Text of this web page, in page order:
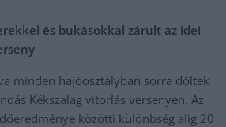
és bukásokkal zárult az idei
minden hajóosztályban sorra dőltek
Kékszalag vitorlás versenyen. Az
közötti különbség alig 20